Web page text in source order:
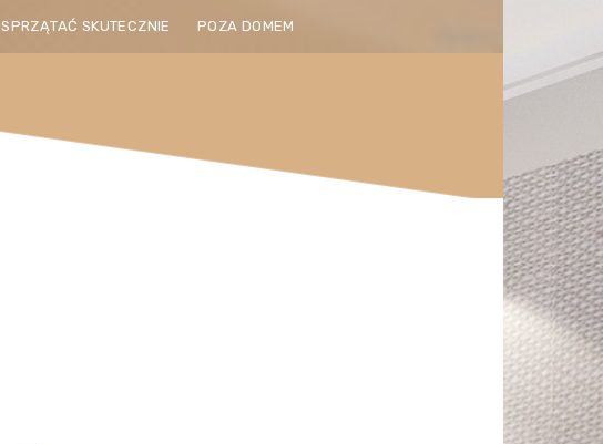
SPRZĄTAĆ SKUTECZNIE POZA DOMEM